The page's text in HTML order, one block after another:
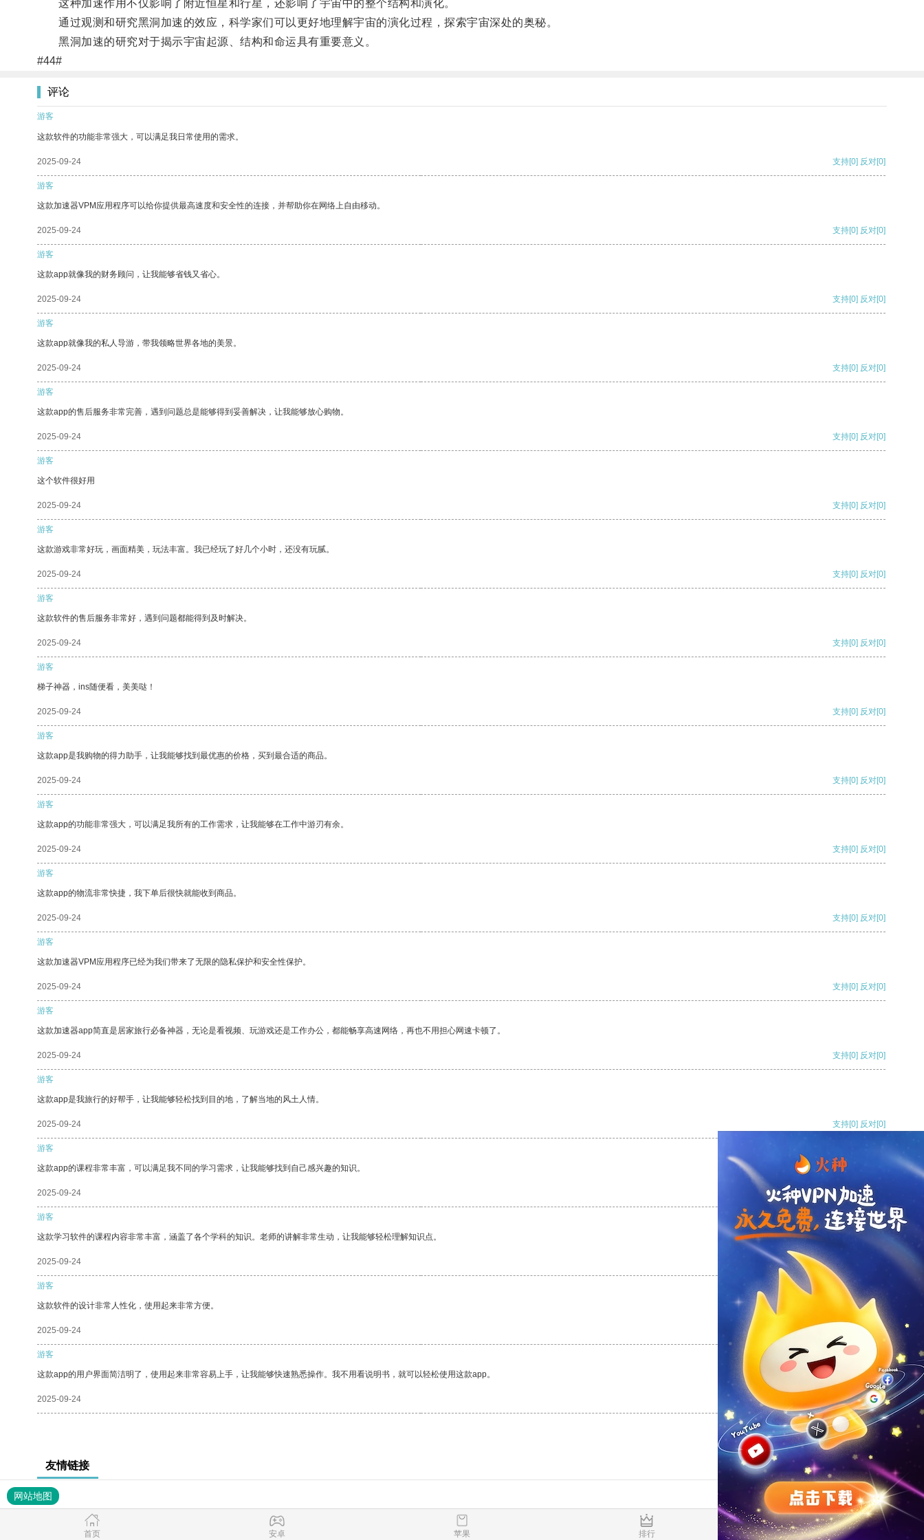
这种加速作用不仅影响了附近恒星和行星，还影响了宇宙中的整个结构和演化。
通过观测和研究黑洞加速的效应，科学家们可以更好地理解宇宙的演化过程，探索宇宙深处的奥秘。
黑洞加速的研究对于揭示宇宙起源、结构和命运具有重要意义。
#44#
评论
游客
这款软件的功能非常强大，可以满足我日常使用的需求。
2025-09-24 支持[0] 反对[0]
游客
这款加速器VPM应用程序可以给你提供最高速度和安全性的连接，并帮助你在网络上自由移动。
2025-09-24 支持[0] 反对[0]
游客
这款app就像我的财务顾问，让我能够省钱又省心。
2025-09-24 支持[0] 反对[0]
游客
这款app就像我的私人导游，带我领略世界各地的美景。
2025-09-24 支持[0] 反对[0]
游客
这款app的售后服务非常完善，遇到问题总是能够得到妥善解决，让我能够放心购物。
2025-09-24 支持[0] 反对[0]
游客
这个软件很好用
2025-09-24 支持[0] 反对[0]
游客
这款游戏非常好玩，画面精美，玩法丰富。我已经玩了好几个小时，还没有玩腻。
2025-09-24 支持[0] 反对[0]
游客
这款软件的售后服务非常好，遇到问题都能得到及时解决。
2025-09-24 支持[0] 反对[0]
游客
梯子神器，ins随便看，美美哒！
2025-09-24 支持[0] 反对[0]
游客
这款app是我购物的得力助手，让我能够找到最优惠的价格，买到最合适的商品。
2025-09-24 支持[0] 反对[0]
游客
这款app的功能非常强大，可以满足我所有的工作需求，让我能够在工作中游刃有余。
2025-09-24 支持[0] 反对[0]
游客
这款app的物流非常快捷，我下单后很快就能收到商品。
2025-09-24 支持[0] 反对[0]
游客
这款加速器VPM应用程序已经为我们带来了无限的隐私保护和安全性保护。
2025-09-24 支持[0] 反对[0]
游客
这款加速器app简直是居家旅行必备神器，无论是看视频、玩游戏还是工作办公，都能畅享高速网络，再也不用担心网速卡顿了。
2025-09-24 支持[0] 反对[0]
游客
这款app是我旅行的好帮手，让我能够轻松找到目的地，了解当地的风土人情。
2025-09-24 支持[0] 反对[0]
游客
这款app的课程非常丰富，可以满足我不同的学习需求，让我能够找到自己感兴趣的知识。
2025-09-24 支持[0] 反对
游客
这款学习软件的课程内容非常丰富，涵盖了各个学科的知识。老师的讲解非常生动，让我能够轻松理解知识点。
2025-09-24 支持
游客
这款软件的设计非常人性化，使用起来非常方便。
2025-09-24 反对 [0]
游客
这款app的用户界面简洁明了，使用起来非常容易上手，让我能够快速熟悉操作。我不用看说明书，就可以轻松使用这款app。
2025-09-24 支持[0] 反对[0]
友情链接
网站地图
首页 安卓 苹果 排行 推荐